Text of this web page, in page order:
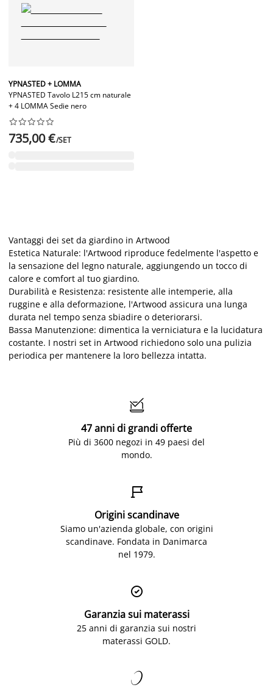
YPNASTED + LOMMA
YPNASTED Tavolo L215 cm naturale
+ 4 LOMMA Sedie nero






735,00 €/SET
Vantaggi dei set da giardino in Artwood
Estetica Naturale: l'Artwood riproduce fedelmente l'aspetto e
la sensazione del legno naturale, aggiungendo un tocco di
calore e comfort al tuo giardino.
Durabilità e Resistenza: resistente alle intemperie, alla
ruggine e alla deformazione, l'Artwood assicura una lunga
durata nel tempo senza sbiadire o deteriorarsi.
Bassa Manutenzione: dimentica la verniciatura e la lucidatura
costante. I nostri set in Artwood richiedono solo una pulizia
periodica per mantenere la loro bellezza intatta.

47 anni di grandi offerte
Più di 3600 negozi in 49 paesi del
mondo.

Origini scandinave
Siamo un'azienda globale, con origini
scandinave. Fondata in Danimarca
nel 1979.

Garanzia sui materassi
25 anni di garanzia sui nostri
materassi GOLD.
